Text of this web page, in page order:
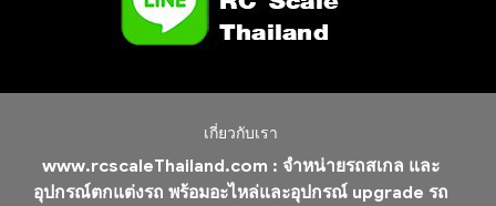
เกี่ยวกับเรา
www.rcscaleThailand.com : จำหน่ายรถสเกล และ
อุปกรณ์ตกแต่งรถ พร้อมอะไหล่และอุปกรณ์ upgrade รถ